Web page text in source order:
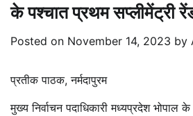
के पश्चात प्रथम सप्लीमेंट्री
Posted on November 14, 2023 by
प्रतीक पाठक, नर्मदापुरम
मुख्य निर्वाचन पदाधिकारी मध्यप्रदेश भोपाल के